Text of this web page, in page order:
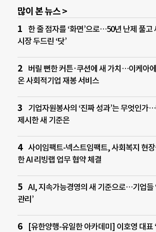
많이 본 뉴스 >
한 줄 점자를 ‘화면’으로…50년 난제 풀고
시장 두드린 ‘닷’
버릴 뻔한 커튼·쿠션에 새 가치…이케아
온 사회적기업 재봉 서비스
기업자원봉사의 ‘진짜 성과’는 무엇인가
제시한 새 기준은
사이임팩트-넥스트임팩트, 사회복지 현장
한 AI 리빙랩 업무 협약 체결
AI, 지속가능경영의 새 기준으로…기업들
관리’
[유한양행-유일한 아카데미] 이호영 대표